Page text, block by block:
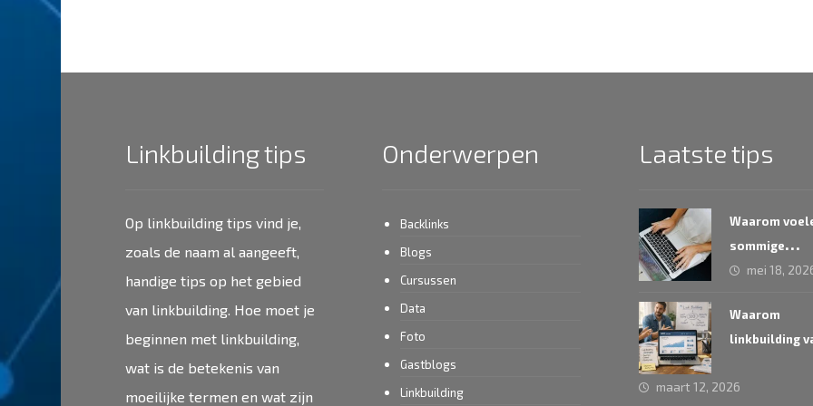
Linkbuilding tips
Op linkbuilding tips vind je,
zoals de naam al aangeeft,
handige tips op het gebied
van linkbuilding. Hoe moet je
beginnen met linkbuilding,
wat is de betekenis van
moeilijke termen en wat zijn
Onderwerpen
Backlinks
Blogs
Cursussen
Data
Foto
Gastblogs
Linkbuilding
Laatste tips
Waarom
sommige
linkbuilding
geforceerd
mei 18,
Waarom
linkbuilding
onderdeel is
maart 12, 2026